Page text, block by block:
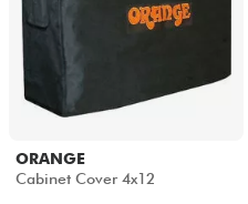
ORANGE
Cabinet Cover 4x12